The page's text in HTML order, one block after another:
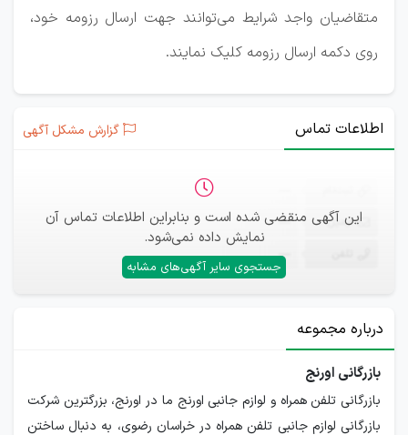
متقاضیان واجد شرایط می‌توانند جهت ارسال رزومه خود،
روی دکمه ارسال رزومه کلیک نمایند.
اطلاعات تماس گزارش مشکل آگهی
این آگهی منقضی شده است و بنابراین اطلاعات تماس آن
نمایش داده نمی‌شود.
جستجوی سایر آگهی‌های مشابه
ایمیل —
—
درباره مجموعه
بازرگانی اورنج
بازرگانی تلفن همراه و لوازم جانبی اورنج ما در اورنج، بزرگترین شرکت
بازرگانی لوازم جانبی تلفن همراه در خراسان رضوی، به دنبال ساختن